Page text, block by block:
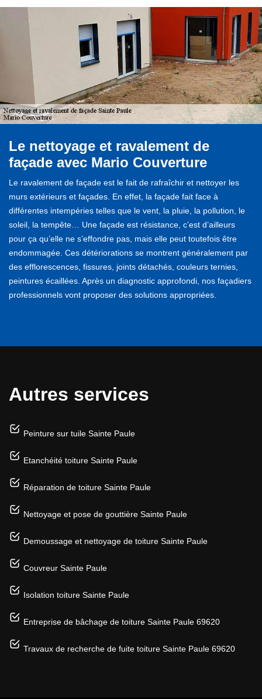
Le nettoyage et ravalement de
façade avec Mario Couverture
Le ravalement de façade est le fait de rafraîchir et nettoyer les
murs extérieurs et façades. En effet, la façade fait face à
différentes intempéries telles que le vent, la pluie, la pollution, le
soleil, la tempête… Une façade est résistance, c’est d’ailleurs
pour ça qu’elle ne s’effondre pas, mais elle peut toutefois être
endommagée. Ces détériorations se montrent généralement par
des efflorescences, fissures, joints détachés, couleurs ternies,
peintures écaillées. Après un diagnostic approfondi, nos façadiers
professionnels vont proposer des solutions appropriées.
Autres services
Peinture sur tuile Sainte Paule
Etanchéité toiture Sainte Paule
Réparation de toiture Sainte Paule
Nettoyage et pose de gouttière Sainte Paule
Demoussage et nettoyage de toiture Sainte Paule
Couvreur Sainte Paule
Isolation toiture Sainte Paule
Entreprise de bâchage de toiture Sainte Paule 69620
Travaux de recherche de fuite toiture Sainte Paule 69620